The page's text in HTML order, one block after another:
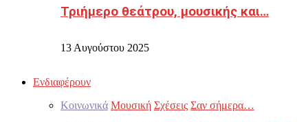
Τριήμερο θεάτρου, μουσικής και…
13 Αυγούστου 2025
Ενδιαφέρουν
Κοινωνικά Μουσική Σχέσεις Σαν σήμερα…